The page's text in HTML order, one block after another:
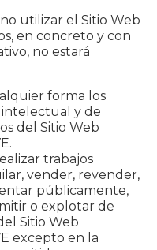
utilizar el Sitio Web
en concreto y con
no estará
forma los
y de
del Sitio Web
trabajos
vender, revender,
públicamente,
o explotar de
Sitio Web
excepto en la